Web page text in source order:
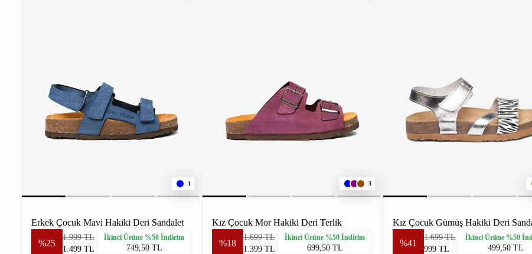
1
Erkek Çocuk Mavi Hakiki Deri Sandalet
%25
1.999 TL
1.499 TL
İkinci Ürüne %50 İndirim
749,50 TL
3
Kız Çocuk Mor Hakiki Deri Terlik
%18
1.699 TL
1.399 TL
İkinci Ürüne %50 İndirim
699,50 TL
Kız Çocuk Gümüş Hakiki Deri
%41
1.699 TL
999 TL
İkinci Ürüne %50
499,50 TL